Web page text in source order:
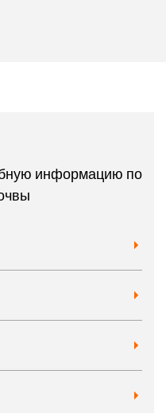
информацию по